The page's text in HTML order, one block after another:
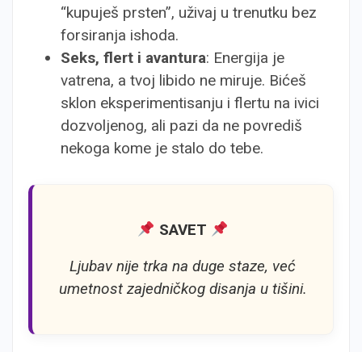
“kupuješ prsten”, uživaj u trenutku bez
forsiranja ishoda.
Seks, flert i avantura: Energija je
vatrena, a tvoj libido ne miruje. Bićeš
sklon eksperimentisanju i flertu na ivici
dozvoljenog, ali pazi da ne povrediš
nekoga kome je stalo do tebe.
SAVET
Ljubav nije trka na duge staze, već
umetnost zajedničkog disanja u tišini.